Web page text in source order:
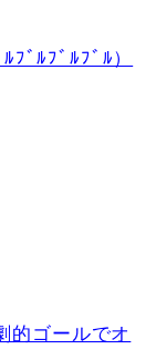
ﾞﾙﾌﾞﾙﾌﾞﾙ）
的ゴールでオ